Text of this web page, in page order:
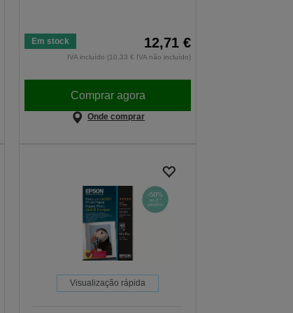
Em stock 12,71 €
IVA incluído (10,33 € IVA não incluído)
Comprar agora
Onde comprar
Visualização rápida